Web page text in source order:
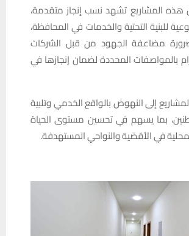
هذه المشاريع تشهد نسب إنجاز متقدمة،
للبنية التحتية والخدمات في المحافظة،
مضاعفة الجهود من قبل الشركات
بالمواصفات المحددة لضمان إنجازها في
إلى النهوض بالواقع الخدمي وتلبية
بما يسهم في تحسين مستوى الحياة
في الأقضية والنواحي المستهدفة.